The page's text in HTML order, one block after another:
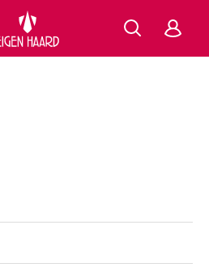
https://www.eigenhaard.nl